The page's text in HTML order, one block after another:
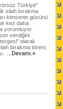
Türkiye"
silah bırakma
kimsenin gözünü
kez daha
yorumluyor.
verdiğini
olarak
bırakma töreni,
...Devamı.»